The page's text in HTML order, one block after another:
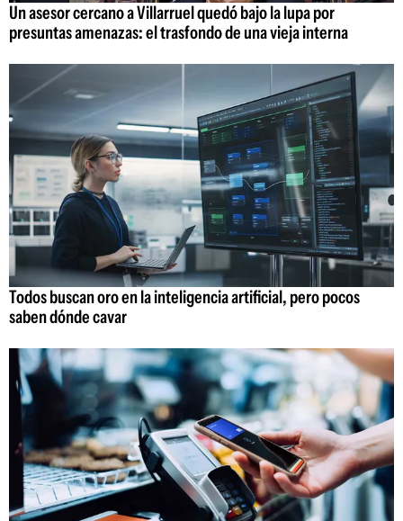
Un asesor cercano a Villarruel quedó bajo la lupa por
presuntas amenazas: el trasfondo de una vieja interna
Todos buscan oro en la inteligencia artificial, pero pocos
saben dónde cavar